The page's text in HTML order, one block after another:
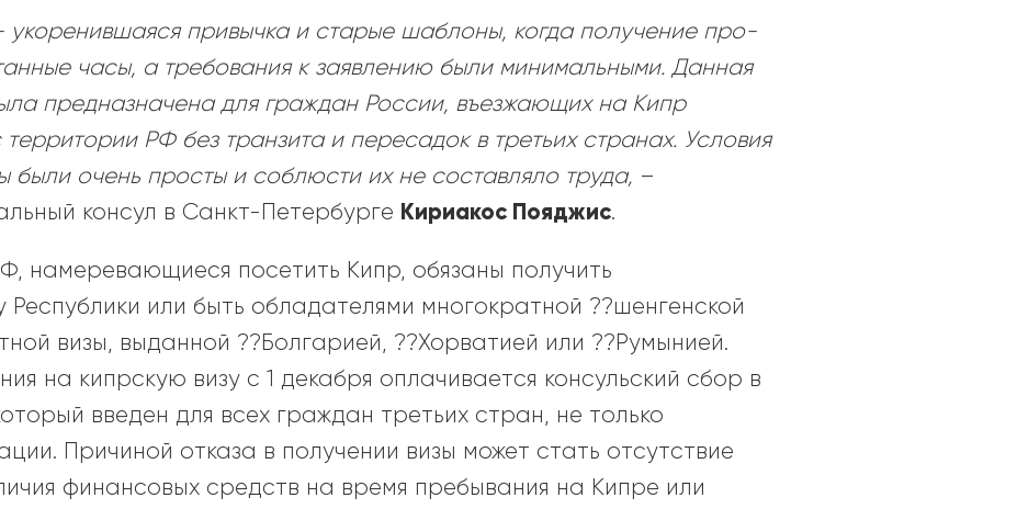
привычка и старые шаблоны, когда получение про-
часы, а требования к заявлению были минимальными. Данная
предназначена для граждан России, въезжающих на Кипр
РФ без транзита и пересадок в третьих странах. Условия
были очень просты и соблюсти их не составляло труда, –
консул в Санкт-Петербурге Кириакос Пояджис.
намеревающиеся посетить Кипр, обязаны получить
Республики или быть обладателями многократной ??шенгенской
визы, выданной ??Болгарией, ??Хорватией или ??Румынией.
на кипрскую визу с 1 декабря оплачивается консульский сбор в
введен для всех граждан третьих стран, не только
Причиной отказа в получении визы может стать отсутствие
финансовых средств на время пребывания на Кипре или